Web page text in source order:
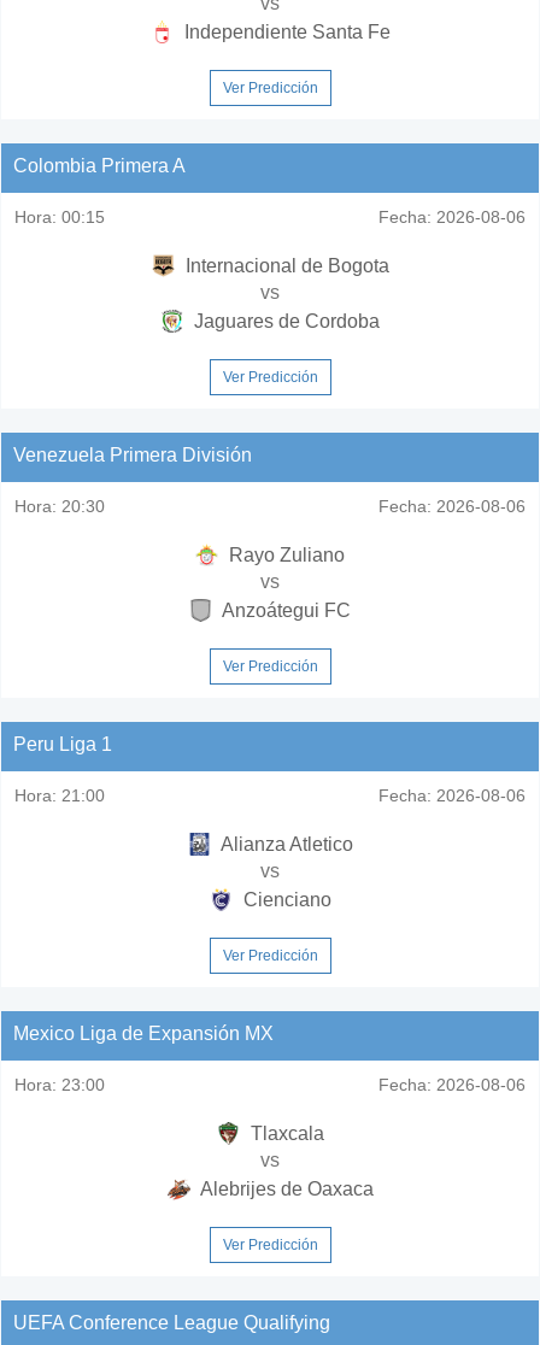
Independiente Santa Fe
Ver Predicción
Colombia Primera A
Hora: 00:15 Fecha: 2026-08-06
Internacional de Bogota
vs
Jaguares de Cordoba
Ver Predicción
Venezuela Primera División
Hora: 20:30 Fecha: 2026-08-06
Rayo Zuliano
vs
Anzoátegui FC
Ver Predicción
Peru Liga 1
Hora: 21:00 Fecha: 2026-08-06
Alianza Atletico
vs
Cienciano
Ver Predicción
Mexico Liga de Expansión MX
Hora: 23:00 Fecha: 2026-08-06
Tlaxcala
vs
Alebrijes de Oaxaca
Ver Predicción
UEFA Conference League Qualifying